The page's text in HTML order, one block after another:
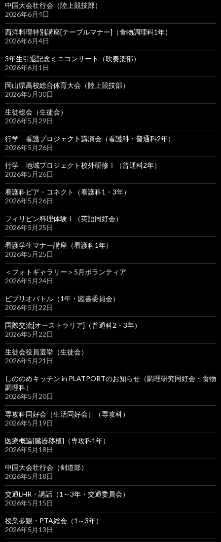
中国大会壮行会（陸上競技部）
2026年6月4日
西洋料理特別講座[テーブルマナー]（食物調理科1年）
2026年6月4日
3年生引退記念ミニコンサート（吹奏楽部）
2026年6月1日
岡山県高校総合体育大会（陸上競技部）
2026年5月30日
生徒総会（生徒会）
2026年5月29日
行学 看護プロジェクト講演会（看護科・普通科2年）
2026年5月26日
行学 地域プロジェクト校外研修Ⅰ（普通科2年）
2026年5月26日
看護科ピア・コネクト（看護科1・3年）
2026年5月26日
フィリピン料理体験Ⅰ（英語同好会）
2026年5月25日
看護学生マナー講座（看護科1年）
2026年5月25日
＜フォトギャラリー＞5月ボランティア
2026年5月24日
ビブリオバトル（1年・図書委員会）
2026年5月22日
国際交流[オーストラリア]（普通科2・3年）
2026年5月22日
生徒会役員選挙（生徒会）
2026年5月21日
しののめキッチン in PLATPORTのお知らせ（調理研究同好会・食物
調理科）
2026年5月20日
専攻科同好会［生活同好会］（専攻科）
2026年5月19日
医療概論[臓器移植]（専攻科1年）
2026年5月18日
中国大会壮行会（剣道部）
2026年5月18日
交通LHR・講話（1～3年・交通委員会）
2026年5月15日
授業参観・PTA総会（1～3年）
2026年5月13日